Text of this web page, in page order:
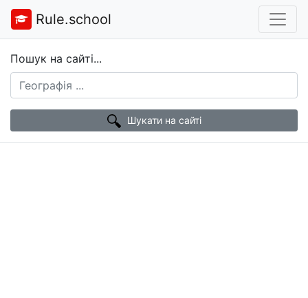
Rule.school
Пошук на сайті...
Шукати на сайті